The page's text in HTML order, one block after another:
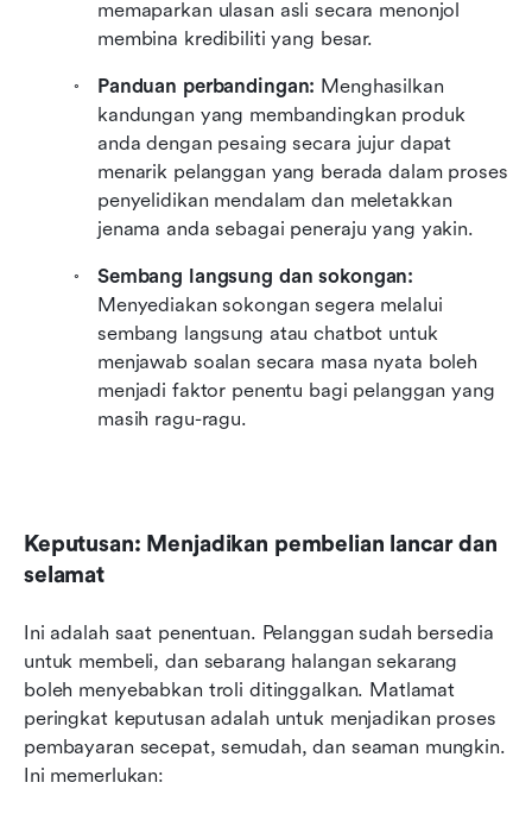
memaparkan ulasan asli secara menonjol
membina kredibiliti yang besar.
Panduan perbandingan: Menghasilkan
kandungan yang membandingkan produk
anda dengan pesaing secara jujur dapat
menarik pelanggan yang berada dalam proses
penyelidikan mendalam dan meletakkan
jenama anda sebagai peneraju yang yakin.
Menyediakan sokongan segera melalui
sembang langsung atau chatbot untuk
menjawab soalan secara masa nyata boleh
menjadi faktor penentu bagi pelanggan yang
masih ragu-ragu.
Keputusan: Menjadikan pembelian lancar dan
selamat
Ini adalah saat penentuan. Pelanggan sudah bersedia
untuk membeli, dan sebarang halangan sekarang
boleh menyebabkan troli ditinggalkan. Matlamat
peringkat keputusan adalah untuk menjadikan proses
pembayaran secepat, semudah, dan seaman mungkin.
Ini memerlukan: